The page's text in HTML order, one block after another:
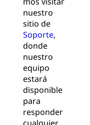
nuestro
sitio de
Soporte,
donde
nuestro
equipo
estará
disponible
para
responder